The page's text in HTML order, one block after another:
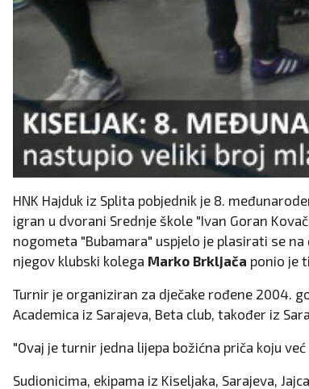
HNK Hajduk iz Splita pobjednik je 8.
igran u dvorani Srednje škole "Ivan Goran
nogometa "Bubamara" uspjelo je plasirati se
njegov klubski kolega Marko Brkljača ponio je
Turnir je organiziran za dječake rođene 2004.
Academica iz Sarajeva, Beta club, također iz
"Ovaj je turnir jedna lijepa božićna priča koju
Sudionicima, ekipama iz Kiseljaka, Sarajeva,